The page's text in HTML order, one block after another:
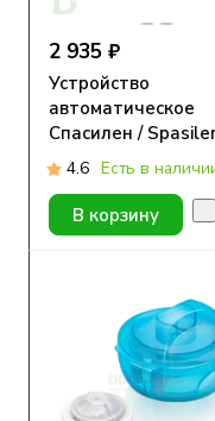
2 935 ₽
Устройство
автоматическое
Спасилен /
для
самостоятельного
проведения
4.6 Есть в
В корзину